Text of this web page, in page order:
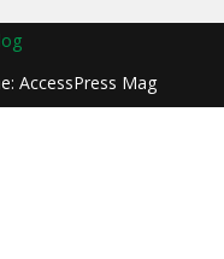
AccessPress Mag